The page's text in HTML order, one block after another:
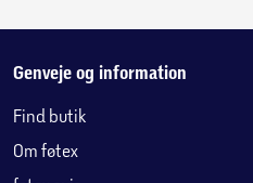
Genveje og information
Find butik
Om føtex